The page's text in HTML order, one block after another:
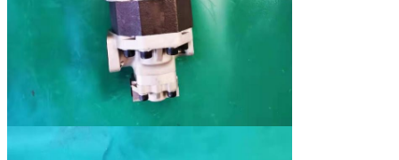
クレーンLW100 14.352
FORKLIT FD250
42
WA600、WD600 48